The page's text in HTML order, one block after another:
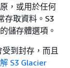
，或用於任何
存取資料。S3
儲存體選項。
到封存，而且
S3 Glacier